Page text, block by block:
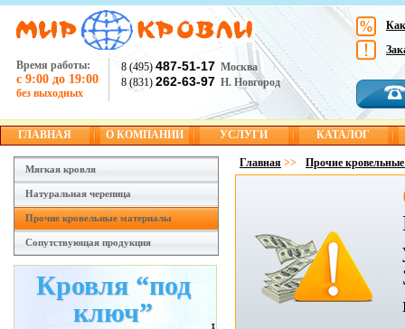
Время работы:
с 9:00 до 19:00
без выходных
8 (495) 487-51-17 Москва
8 (831) 262-63-97 Н. Новгород
ГЛАВНАЯ О КОМПАНИИ УСЛУГИ КАТАЛОГ
Мягкая кровля
Натуральная черепица
Прочие кровельные материалы
Сопутствующая продукция
Кровля “под
ключ”
Главная >> Прочие